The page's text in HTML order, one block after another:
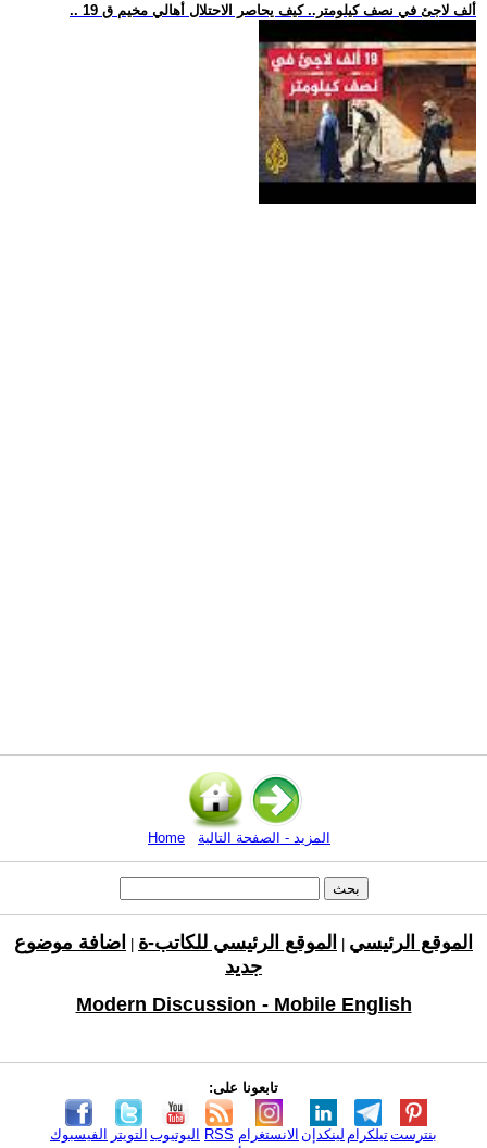
.. 19 ألف لاجئ في نصف كيلومتر.. كيف يحاصر الاحتلال أهالي مخيم ق
Home المزيد - الصفحة التالية
الموقع الرئيسي الموقع الرئيسي للكاتب-ة
اضافة موضوع
جديد
Modern Discussion - Mobile English
تابعونا على:
الفيسبوك التويتر اليوتيوب RSS الانستغرام لينكدإن تيلكرامبنترست